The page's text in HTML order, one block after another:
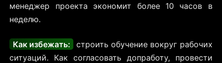
менеджер проекта экономит более 10 часов в
неделю.
Как избежать:
строить обучение вокруг рабочих
ситуаций. Как согласовать допработу, провести